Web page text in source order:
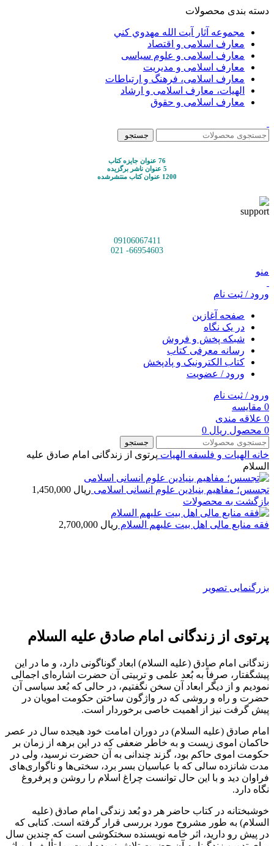
دسته بندی محصولات
مجموعه آثار آيت الله مهدوي كني
معارف اسلامی و اقتصاد
معارف اسلامی و علوم سیاسی
معارف اسلامی و مدیریت
معارف اسلامی، فرهنگ و ارتباطات
الهیات، معارف اسلامی و ارشاد
معارف اسلامی و حقوق
جستجو
76 عنوان جایزه کتاب
5 عنوان ناشر برگزیده
1200 عنوان کتاب منتشرشده
09106067411
66954603- 021
منو
ورود / ثبت نام
صفحه آغازین
در یک نگاه
شبکه پخش و فروش
رسانه معرفی کتاب
کتاب الکترونیک و پادپخش
ورود / عضویت
ورود / ثبت نام
0 مقایسه
0 علاقه مندی
0 محصول ریال
جستجو
خانه الهیات و فلسفه الهيات پرتوی از زندگانی امام صادق علیه
السلام
تجسس؛ مفاهیم بنیادین علوم انسانی اسلامی ریال
بازگشت به محصولات
فقه منابع مالی اهل بیت علیهم السلام ریال
بزرگنمایی تصویر
پرتوی از زندگانی امام صادق علیه السلام
زندگانی امام صادق (علیه السلام) ابعاد گوناگونی دارد، و ما در این
پیشگفتار، صرفاً به بُعد علمی و تربیتی آن حضرت اشاره‌ای اجمالی
نمودیم و از دیگر ابعاد آن سخن نگفتیم، در حالی که بُعد سیاسی آن
حضرت و راه و روشی که در واژگون ساختن حکومت امویان در
پیش گرفت نیز از اهمیت خاصی برخوردار است.
امام صادق (علیه السلام) در دوران امامت خود هیجده سال در عصر
حاکمان اموی زیست و به خاطر ضعفی که در این برهه از زمان بر
حکومت اموی حاکم بود، گزند چندانی به آن حضرت نرسید، ولی در
مدت شانزده سالی که با عباسیان بسر برد، سختی‌ها و ناگواری‌های
فراوان دید و با این حال توانست چراغ اسلام را روشن و پرفروغ
نگاه دارد.
خوشبختانه در کتاب حاضر هر دو بُعد زندگی امام صادق (علیه
السلام) به طور مشروح مورد بررسی قرار گرفته است. کتابی که
در پیش رو دارید، اثر خامه نویسنده سختکوشی است که چندین سال